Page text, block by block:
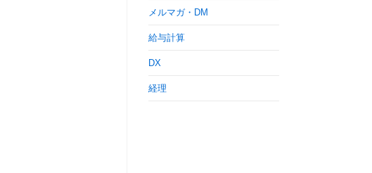
メルマガ・DM
給与計算
DX
経理